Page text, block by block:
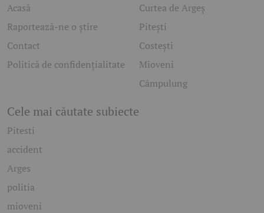
Acasă
Raportează-ne o știre
Contact
Politică de confidențialitate
Curtea de Argeș
Pitești
Costești
Mioveni
Câmpulung
Cele mai căutate subiecte
Pitesti
accident
Arges
politia
mioveni